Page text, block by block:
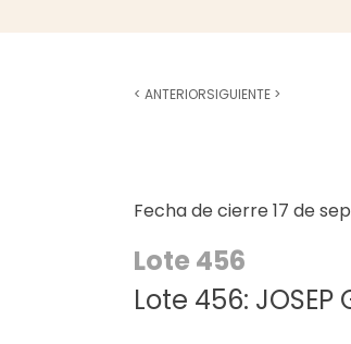
Fecha de cierre 17 de
Lote 456
Lote 456: JOSEP
< ANTERIORSIGUIENTE >